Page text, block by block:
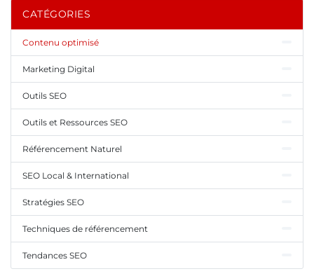
CATÉGORIES
Contenu optimisé
Marketing Digital
Outils SEO
Outils et Ressources SEO
Référencement Naturel
SEO Local & International
Stratégies SEO
Techniques de référencement
Tendances SEO